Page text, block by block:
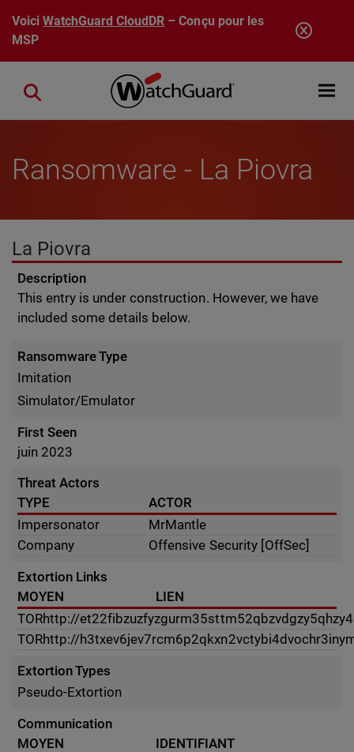
Aller au contenu principal
VoiciWatchGuard CloudDR – Conçu pour les
MSP
Open
Close search
Ransomware - La Piovra
La Piovra
Description
This entry is under construction. However, we have
included some details below.
Ransomware Type
Imitation
Simulator/Emulator
First Seen
juin 2023
Threat Actors
TYPE
ACTOR
Impersonator
MrMantle
Company
Offensive Security [OffSec]
Extortion Links
MOYEN
LIEN
TORhttp://
TORhttp://
Extortion Types
Pseudo-Extortion
Communication
MOYEN
IDENTIFIANT